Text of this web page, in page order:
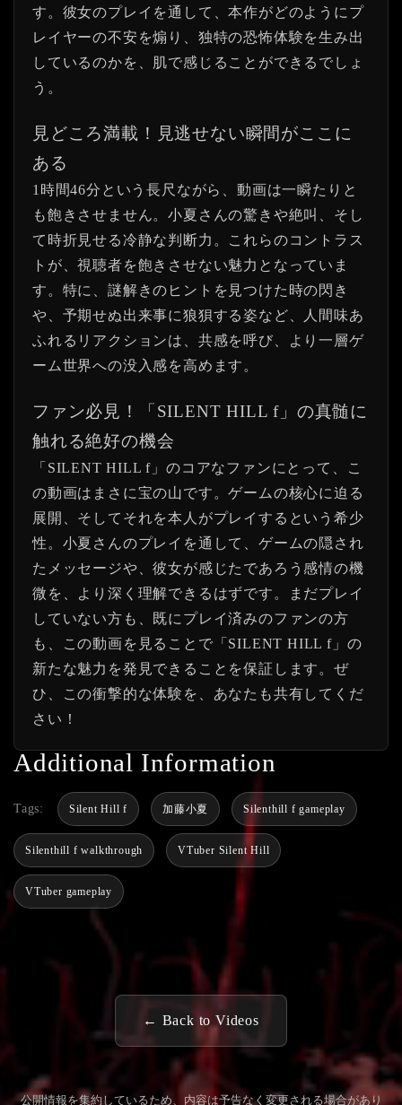
す。彼女のプレイを通して、本作がどのようにプ
レイヤーの不安を煽り、独特の恐怖体験を生み出
しているのかを、肌で感じることができるでしょ
う。
見どころ満載！見逃せない瞬間がここに
ある
1時間46分という長尺ながら、動画は一瞬たりと
も飽きさせません。小夏さんの驚きや絶叫、そし
て時折見せる冷静な判断力。これらのコントラス
トが、視聴者を飽きさせない魅力となっていま
す。特に、謎解きのヒントを見つけた時の閃き
や、予期せぬ出来事に狼狽する姿など、人間味あ
ふれるリアクションは、共感を呼び、より一層ゲ
ーム世界への没入感を高めます。
ファン必見！「SILENT HILL f」の真髄に
触れる絶好の機会
「SILENT HILL f」のコアなファンにとって、こ
の動画はまさに宝の山です。ゲームの核心に迫る
展開、そしてそれを本人がプレイするという希少
性。小夏さんのプレイを通して、ゲームの隠され
たメッセージや、彼女が感じたであろう感情の機
微を、より深く理解できるはずです。まだプレイ
していない方も、既にプレイ済みのファンの方
も、この動画を見ることで「SILENT HILL f」の
新たな魅力を発見できることを保証します。ぜ
ひ、この衝撃的な体験を、あなたも共有してくだ
さい！
Additional Information
Tags: Silent Hill f 加藤小夏 Silenthill f gameplay
Silenthill f walkthrough VTuber Silent Hill
VTuber gameplay
← Back to Videos
公開情報を集約しているため、内容は予告なく変更される場合があり